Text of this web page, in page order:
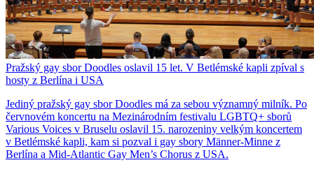
Pražský gay sbor Doodles oslavil 15 let. V Betlémské kapli zpíval s
hosty z Berlína i USA
Jediný pražský gay sbor Doodles má za sebou významný milník. Po
červnovém koncertu na Mezinárodním festivalu LGBTQ+ sborů
Various Voices v Bruselu oslavil 15. narozeniny velkým koncertem
v Betlémské kapli, kam si pozval i gay sbory Männer-Minne z
Berlína a Mid-Atlantic Gay Men’s Chorus z USA.